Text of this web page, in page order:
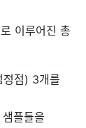
이루어진 총
정점) 3개를
플들을